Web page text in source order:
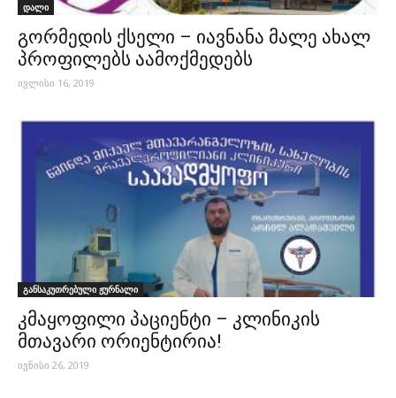
დალი
გორმედის ქსელი – იავნანა მალე ახალ
პროფილებს აამოქმედებს
ივლისი 16, 2019
განსაკუთრებული ჟურნალი
კმაყოფილი პაციენტი – კლინიკის
მთავარი ორიენტირია!
ივნისი 26, 2019